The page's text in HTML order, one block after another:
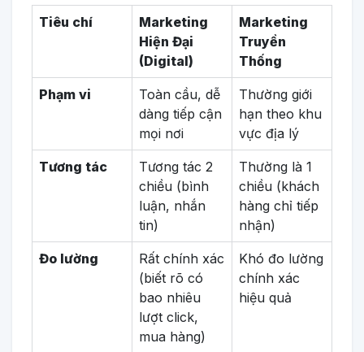
Tiêu chí
Marketing
Hiện Đại
(Digital)
Marketing
Truyền
Thống
Phạm vi
Toàn cầu, dễ
dàng tiếp cận
mọi nơi
Thường giới
hạn theo khu
vực địa lý
Tương tác
Tương tác 2
chiều (bình
luận, nhắn
tin)
Thường là 1
chiều (khách
hàng chỉ tiếp
nhận)
Đo lường
Rất chính xác
(biết rõ có
bao nhiêu
lượt click,
mua hàng)
Khó đo lường
chính xác
hiệu quả